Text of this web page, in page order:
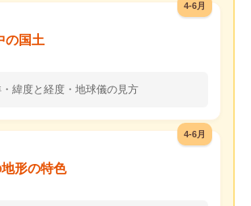
4-6月
の国土
緯度と経度・地球儀の見方
4-6月
地形の特色